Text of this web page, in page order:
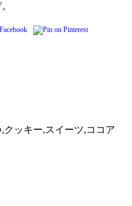
クッキー,スイーツ,ココア